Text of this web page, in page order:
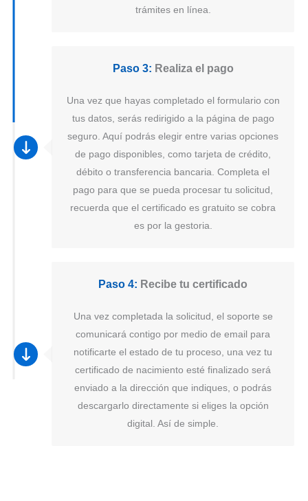
trámites en línea.
Paso 3: Realiza el pago
Una vez que hayas completado el formulario con
tus datos, serás redirigido a la página de pago
seguro. Aquí podrás elegir entre varias opciones
de pago disponibles, como tarjeta de crédito,
débito o transferencia bancaria. Completa el
pago para que se pueda procesar tu solicitud,
recuerda que el certificado es gratuito se cobra
es por la gestoria.
Paso 4: Recibe tu certificado
Una vez completada la solicitud, el soporte se
comunicará contigo por medio de email para
notificarte el estado de tu proceso, una vez tu
certificado de nacimiento esté finalizado será
enviado a la dirección que indiques, o podrás
descargarlo directamente si eliges la opción
digital. Así de simple.